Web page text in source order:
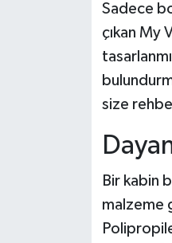
Sadece
çıkan My
size
Bir kabin
malzeme